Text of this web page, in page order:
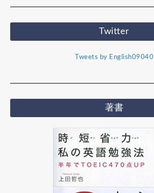
Twitter
Tweets by English09040
著書